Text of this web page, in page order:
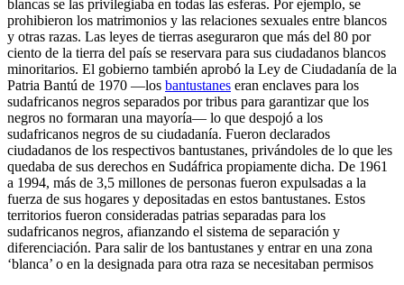
blancas se las privilegiaba en todas las esferas. Por ejemplo, se
prohibieron los matrimonios y las relaciones sexuales entre blancos
y otras razas. Las leyes de tierras aseguraron que más del 80 por
ciento de la tierra del país se reservara para sus ciudadanos blancos
minoritarios. El gobierno también aprobó la Ley de Ciudadanía de la
Patria Bantú de 1970 —los bantustanes eran enclaves para los
sudafricanos negros separados por tribus para garantizar que los
negros no formaran una mayoría— lo que despojó a los
sudafricanos negros de su ciudadanía. Fueron declarados
ciudadanos de los respectivos bantustanes, privándoles de lo que les
quedaba de sus derechos en Sudáfrica propiamente dicha. De 1961
a 1994, más de 3,5 millones de personas fueron expulsadas a la
fuerza de sus hogares y depositadas en estos bantustanes. Estos
territorios fueron consideradas patrias separadas para los
sudafricanos negros, afianzando el sistema de separación y
diferenciación. Para salir de los bantustanes y entrar en una zona
‘blanca’ o en la designada para otra raza se necesitaban permisos